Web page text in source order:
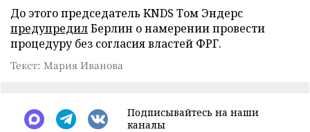
До этого председатель KNDS Том Эндерс
предупредилБерлин о намерении провести
процедуру без согласия властей ФРГ.
Текст: Мария Иванова
Подписывайтесь на наши
каналы